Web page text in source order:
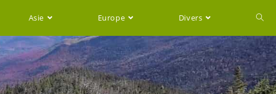
Asie Europe Divers